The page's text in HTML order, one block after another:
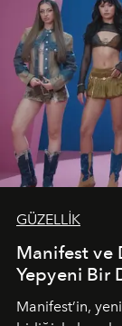
GÜZELLİK
Manifest ve
Yepyeni Bir
Manifest’in,